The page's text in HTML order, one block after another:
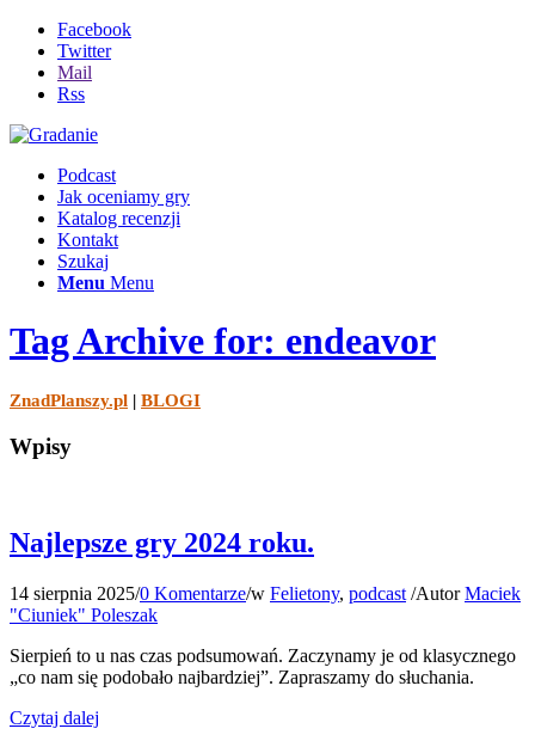
Facebook
Twitter
Mail
Rss
Podcast
Jak oceniamy gry
Katalog recenzji
Kontakt
Szukaj
Menu Menu
Tag Archive for: endeavor
ZnadPlanszy.pl | BLOGI
Wpisy
Najlepsze gry 2024 roku.
14 sierpnia 2025/0 Komentarze/w Felietony, podcast /AutorMaciek
"Ciuniek" Poleszak
Sierpień to u nas czas podsumowań. Zaczynamy je od klasycznego
„co nam się podobało najbardziej”. Zapraszamy do słuchania.
Czytaj dalej